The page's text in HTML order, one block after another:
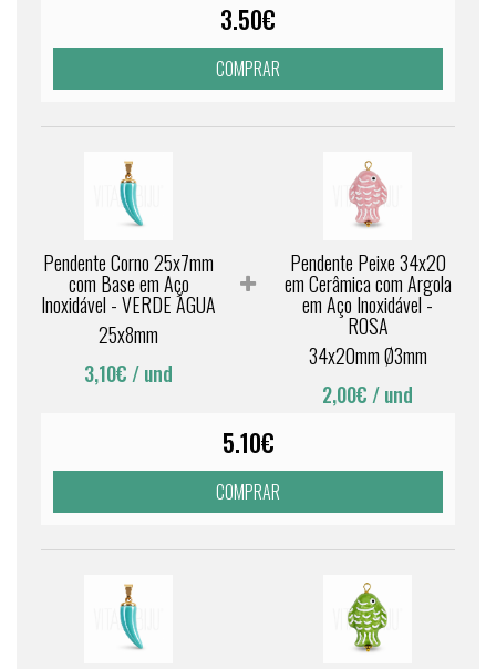
3.50€
COMPRAR
Pendente Corno 25x7mm
com Base em Aço
Inoxidável - VERDE ÁGUA
25x8mm
3,10€ / und
Pendente Peixe 34x20
em Cerâmica com Argola
em Aço Inoxidável -
ROSA
34x20mm Ø3mm
2,00€ / und
5.10€
COMPRAR